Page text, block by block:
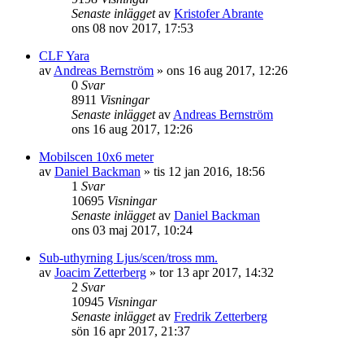
Senaste inläggetav Kristofer Abrante
ons 08 nov 2017, 17:53
CLF Yara
av Andreas Bernström » ons 16 aug 2017, 12:26
0 Svar
8911 Visningar
Senaste inläggetav Andreas Bernström
ons 16 aug 2017, 12:26
Mobilscen 10x6 meter
av Daniel Backman » tis 12 jan 2016, 18:56
1 Svar
10695 Visningar
Senaste inläggetav Daniel Backman
ons 03 maj 2017, 10:24
Sub-uthyrning Ljus/scen/tross mm.
av Joacim Zetterberg » tor 13 apr 2017, 14:32
2 Svar
10945 Visningar
Senaste inläggetav Fredrik Zetterberg
sön 16 apr 2017, 21:37